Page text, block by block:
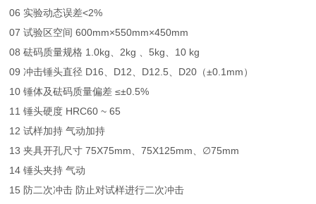
06 实验动态误差<2%
07 试验区空间 600mm×550mm×450mm
08 砝码质量规格 1.0kg、2kg 、5kg、10 kg
09 冲击锤头直径 D16、D12、D12.5、D20（±0.1mm）
10 锤体及砝码质量偏差 ≤±0.5%
11 锤头硬度 HRC60 ~ 65
12 试样加持 气动加持
13 夹具开孔尺寸 75X75mm、75X125mm、∅75mm
14 锤头夹持 气动
15 防二次冲击 防止对试样进行二次冲击